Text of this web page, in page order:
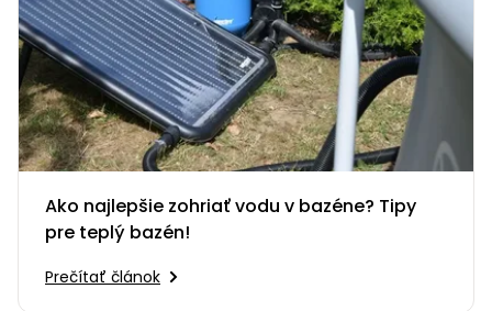
Ako najlepšie zohriať vodu v bazéne? Tipy
pre teplý bazén!
Prečítať článok